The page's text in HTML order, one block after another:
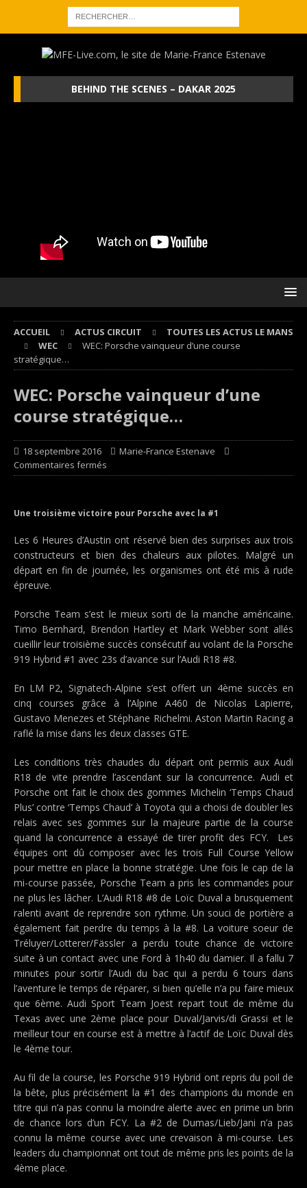
BEHIND THE SCENES – DAKAR 2025
ACCUEIL ACTUS CIRCUIT
TOUTES LES ACTUS LE MANS
WEC
WEC: Porsche vainqueur d’une course
stratégique…
WEC: Porsche vainqueur d’une
course stratégique…
18 septembre 2016
Marie-France Estenave
Commentaires fermés
Une troisième victoire pour Porsche avec la #1
Les 6 Heures d’Austin ont réservé bien des surprises aux trois
constructeurs et bien des chaleurs aux pilotes. Malgré un
départ en fin de journée, les organismes ont été mis à rude
épreuve.
Porsche Team s’est le mieux sorti de la manche américaine.
Timo Bernhard, Brendon Hartley et Mark Webber sont allés
cueillir leur troisième succès consécutif au volant de la Porsche
919 Hybrid #1 avec 23s d’avance sur l’Audi R18 #8.
En LM P2, Signatech-Alpine s’est offert un 4ème succès en
cinq courses grâce à l’Alpine A460 de Nicolas Lapierre,
Gustavo Menezes et Stéphane Richelmi. Aston Martin Racing a
raflé la mise dans les deux classes GTE.
Les conditions très chaudes du départ ont permis aux Audi
R18 de vite prendre l’ascendant sur la concurrence. Audi et
Porsche ont fait le choix des gommes Michelin ‘Temps Chaud
Plus’ contre ‘Temps Chaud’ à Toyota qui a choisi de doubler les
relais avec ses gommes sur la majeure partie de la course
quand la concurrence a essayé de tirer profit des FCY. Les
équipes ont dû composer avec les trois Full Course Yellow
pour mettre en place la bonne stratégie. Une fois le cap de la
mi-course passée, Porsche Team a pris les commandes pour
ne plus les lâcher. L’Audi R18 #8 de Loïc Duval a brusquement
ralenti avant de reprendre son rythme. Un souci de portière a
également fait perdre du temps à la #8. La voiture soeur de
Tréluyer/Lotterer/Fässler a perdu toute chance de victoire
suite à un contact avec une Ford à 1h40 du damier. Il a fallu 7
minutes pour sortir l’Audi du bac qui a perdu 6 tours dans
l’aventure le temps de réparer, si bien qu’elle n’a pu faire mieux
que 6ème. Audi Sport Team Joest repart tout de même du
Texas avec une 2ème place pour Duval/Jarvis/di Grassi et le
meilleur tour en course est à mettre à l’actif de Loïc Duval dès
le 4ème tour.
Au fil de la course, les Porsche 919 Hybrid ont repris du poil de
la bête, plus précisément la #1 des champions du monde en
titre qui n’a pas connu la moindre alerte avec en prime un brin
de chance lors d’un FCY. La #2 de Dumas/Lieb/Jani n’a pas
connu la même course avec une crevaison à mi-course. Les
leaders du championnat ont tout de même pris les points de la
4ème place.